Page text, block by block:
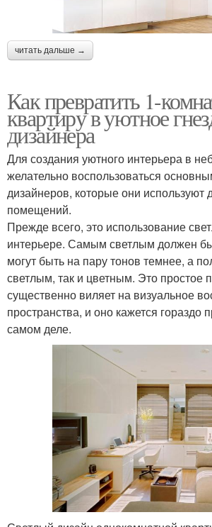
читать дальше →
Как превратить 1-
квартиру в уютное
дизайнера
Для создания уютного интерьера в
желательно воспользоваться
дизайнеров, которые они используют
помещений.
Прежде всего, это использование
интерьере. Самым светлым должен
могут быть на пару тонов темнее, а
светлым, так и цветным. Это простое
существенно виляет на визуальное
пространства, и оно кажется гораздо
самом деле.